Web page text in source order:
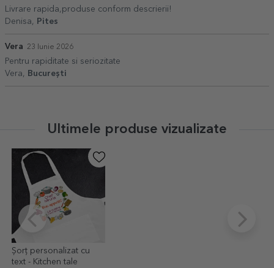
Livrare rapida,produse conform descrierii!
Denisa,
Pites
Vera 23 Iunie 2026
Pentru rapiditate si seriozitate
Vera,
București
Ultimele produse vizualizate
Șorț personalizat cu
text - Kitchen tale